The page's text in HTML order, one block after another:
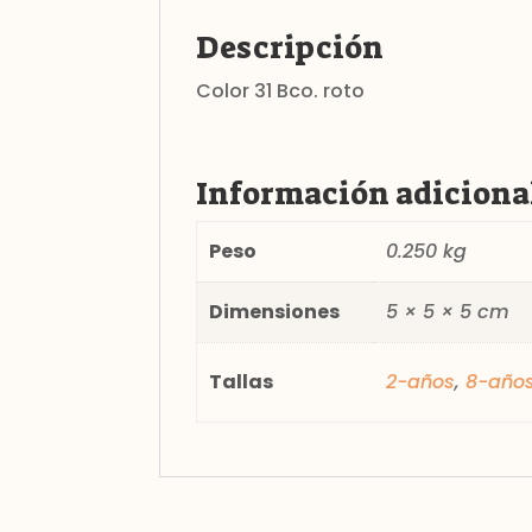
Descripción
Color 31 Bco. roto
Información
Peso 0.250 kg
Dimensiones 5 × 5 × 5 cm
Tallas 2-años, 8-